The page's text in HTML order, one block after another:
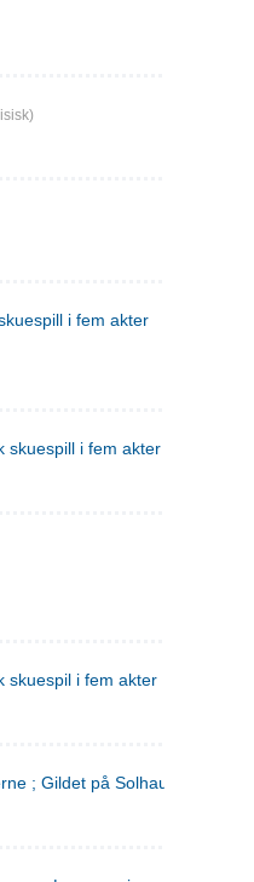
i fem akter
skuespill i fem akter
skuespil i fem akter
; Gildet på Solhaug